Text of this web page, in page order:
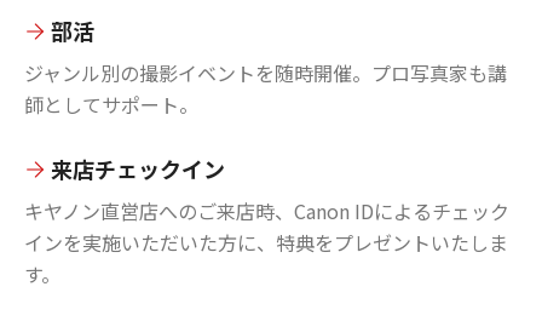
部活
ジャンル別の撮影イベントを随時開催。プロ写真家も講
師としてサポート。
来店チェックイン
キヤノン直営店へのご来店時、Canon IDによるチェック
インを実施いただいた方に、特典をプレゼントいたしま
す。